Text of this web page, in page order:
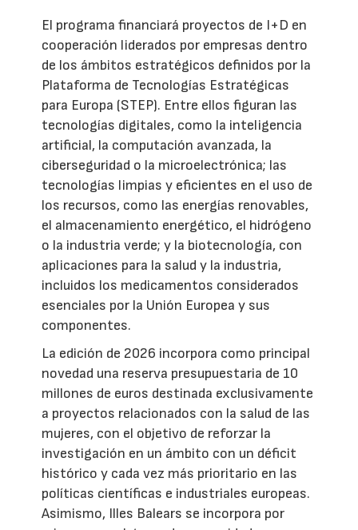
El programa financiará proyectos de I+D en
cooperación liderados por empresas dentro
de los ámbitos estratégicos definidos por la
Plataforma de Tecnologías Estratégicas
para Europa (STEP). Entre ellos figuran las
tecnologías digitales, como la inteligencia
artificial, la computación avanzada, la
ciberseguridad o la microelectrónica; las
tecnologías limpias y eficientes en el uso de
los recursos, como las energías renovables,
el almacenamiento energético, el hidrógeno
o la industria verde; y la biotecnología, con
aplicaciones para la salud y la industria,
incluidos los medicamentos considerados
esenciales por la Unión Europea y sus
componentes.
La edición de 2026 incorpora como principal
novedad una reserva presupuestaria de 10
millones de euros destinada exclusivamente
a proyectos relacionados con la salud de las
mujeres, con el objetivo de reforzar la
investigación en un ámbito con un déficit
histórico y cada vez más prioritario en las
políticas científicas e industriales europeas.
Asimismo, Illes Balears se incorpora por